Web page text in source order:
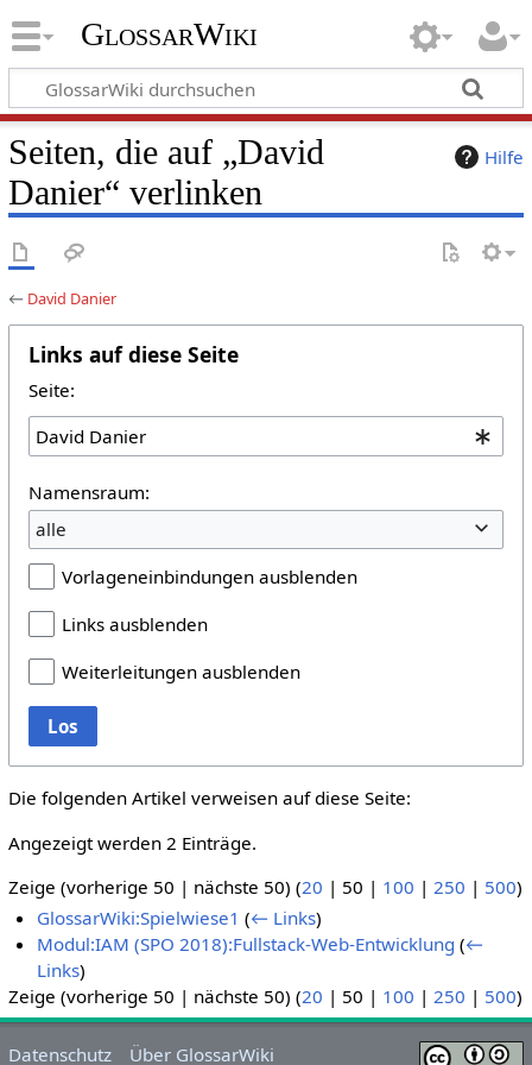
GlossarWiki
Hilfe
Seiten, die auf „David
Danier“ verlinken
← David Danier
Links auf diese Seite
Seite:
Namensraum:
alle
Vorlageneinbindungen ausblenden
Links ausblenden
Weiterleitungen ausblenden
Los
Die folgenden Artikel verweisen auf diese Seite:
Angezeigt werden 2 Einträge.
Zeige (vorherige 50 | nächste 50) (20 | 50 | 100 | 250 | 500)
GlossarWiki:Spielwiese1 (← Links)
Modul:IAM (SPO 2018):Fullstack-Web-Entwicklung (←
Links)
Zeige (vorherige 50 | nächste 50) (20 | 50 | 100 | 250 | 500)
Datenschutz Über GlossarWiki